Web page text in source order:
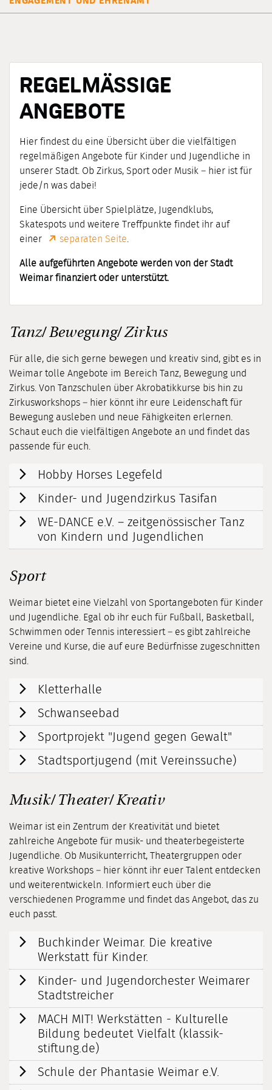
REGELMÄSSIGE A
NGEBOTE
Hier findest du eine Übersicht über die vielfältigen
regelmäßigen Angebote für Kinder und Jugendliche in
unserer Stadt. Ob Zirkus, Sport oder Musik – hier ist für
jede/n was dabei!
Eine Übersicht über Spielplätze, Jugendklubs,
Skatespots und weitere Treffpunkte findet ihr auf
einer
separaten Seite.
Alle aufgeführten Angebote werden von der Stadt
Weimar finanziert oder unterstützt.
Tanz/ Bewegung/ Zirkus
Für alle, die sich gerne bewegen und kreativ sind, gibt es in
Weimar tolle Angebote im Bereich Tanz, Bewegung und
Zirkus. Von Tanzschulen über Akrobatikkurse bis hin zu
Zirkusworkshops – hier könnt ihr eure Leidenschaft für
Bewegung ausleben und neue Fähigkeiten erlernen.
Schaut euch die vielfältigen Angebote an und findet das
passende für euch.
Hobby Horses Legefeld
Kinder- und Jugendzirkus Tasifan
WE-DANCE e.V. – zeitgenössischer Tanz
von Kindern und Jugendlichen
Sport
Weimar bietet eine Vielzahl von Sportangeboten für Kinder
und Jugendliche. Egal ob ihr euch für Fußball, Basketball,
Schwimmen oder Tennis interessiert – es gibt zahlreiche
Vereine und Kurse, die auf eure Bedürfnisse zugeschnitten
sind.
Kletterhalle
Schwanseebad
Sportprojekt "Jugend gegen Gewalt"
Stadtsportjugend (mit Vereinssuche)
Musik/ Theater/ Kreativ
Weimar ist ein Zentrum der Kreativität und bietet
zahlreiche Angebote für musik- und theaterbegeisterte
Jugendliche. Ob Musikunterricht, Theatergruppen oder
kreative Workshops – hier könnt ihr euer Talent entdecken
und weiterentwickeln. Informiert euch über die
verschiedenen Programme und findet das Angebot, das zu
euch passt.
Buchkinder Weimar. Die kreative
Werkstatt für Kinder.
Kinder- und Jugendorchester Weimarer
Stadtstreicher
MACH MIT! Werkstätten - Kulturelle
Bildung bedeutet Vielfalt (klassik-
stiftung.de)
Schule der Phantasie Weimar e.V.